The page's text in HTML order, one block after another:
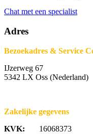
Chat met een specialist
Adres
Bezoekadres & Service
IJzerweg 67
5342 LX Oss (Nederland)
Zakelijke gegevens
KVK: 16068373